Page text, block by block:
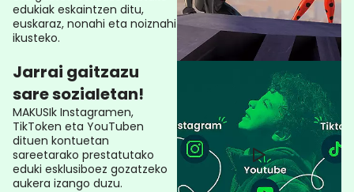
edukiak eskaintzen ditu,
euskaraz, nonahi eta noiznahi
ikusteko.
Jarrai gaitzazu
sare sozialetan!
MAKUSIk Instagramen,
TikToken eta YouTuben
dituen kontuetan
sareetarako prestatutako
eduki esklusiboez gozatzeko
aukera izango duzu.